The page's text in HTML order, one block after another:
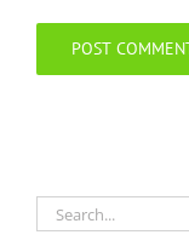
Search
for: